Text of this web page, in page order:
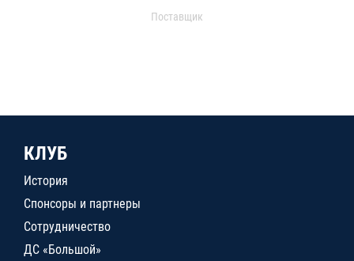
Поставщик
КЛУБ
История
Спонсоры и партнеры
Сотрудничество
ДС «Большой»